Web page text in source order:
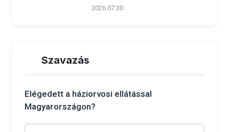
2026.07.30
Szavazás
Elégedett a háziorvosi ellátással
Magyarországon?